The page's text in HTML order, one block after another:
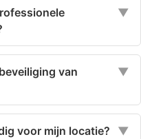
▼
van
▼
voor mijn locatie? ▼